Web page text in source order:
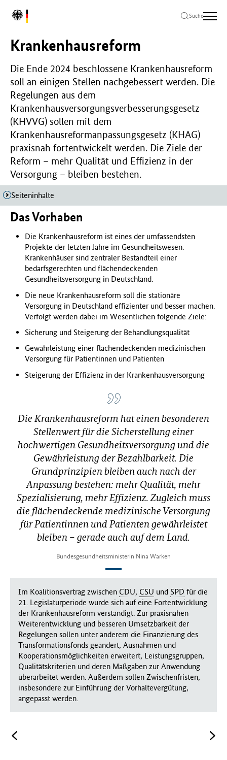
Hauptinhalt
springen
Hauptnavigation
springen
Seitenende
springen
L
o
u
n
d
e
s
m
i
i
s
t
e
r
i
u
Suche
Krankenhausreform
Die Ende 2024 beschlossene Krankenhausreform
soll an einigen Stellen nachgebessert werden. Die
Regelungen aus dem
Krankenhausversorgungsverbesserungsgesetz
(KHVVG) sollen mit dem
Krankenhausreformanpassungsgesetz (KHAG)
praxisnah fortentwickelt werden. Die Ziele der
Reform – mehr Qualität und Effizienz in der
Versorgung – bleiben bestehen.
Seiteninhalte
Das Vorhaben
Die Krankenhausreform ist eines der umfassendsten
Projekte der letzten Jahre im Gesundheitswesen.
Krankenhäuser sind zentraler Bestandteil einer
bedarfsgerechten und flächendeckenden
Gesundheitsversorgung in Deutschland.
Die neue Krankenhausreform soll die stationäre
Versorgung in Deutschland effizienter und besser machen.
Verfolgt werden dabei im Wesentlichen folgende Ziele:
Sicherung und Steigerung der Behandlungsqualität
Gewährleistung einer flächendeckenden medizinischen
Versorgung für Patientinnen und Patienten
Steigerung der Effizienz in der Krankenhausversorgung
Die Krankenhausreform hat einen besonderen
Stellenwert für die Sicherstellung einer
hochwertigen Gesundheitsversorgung und die
Gewährleistung der Bezahlbarkeit. Die
Grundprinzipien bleiben auch nach der
Anpassung bestehen: mehr Qualität, mehr
Spezialisierung, mehr Effizienz. Zugleich muss
die flächendeckende medizinische Versorgung
für Patientinnen und Patienten gewährleistet
bleiben – gerade auch auf dem Land.
Bundesgesundheitsministerin Nina Warken
Im Koalitionsvertrag zwischen CDU, CSU und SPD für die
21. Legislaturperiode wurde sich auf eine Fortentwicklung
der Krankenhausreform verständigt. Zur praxisnahen
Weiterentwicklung und besseren Umsetzbarkeit der
Regelungen sollen unter anderem die Finanzierung des
Transformationsfonds geändert, Ausnahmen und
Kooperationsmöglichkeiten erweitert, Leistungsgruppen,
Qualitätskriterien und deren Maßgaben zur Anwendung
überarbeitet werden. Außerdem sollen Zwischenfristen,
insbesondere zur Einführung der Vorhaltevergütung,
angepasst werden.